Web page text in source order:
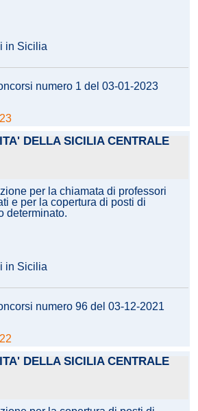
in Sicilia
numero 1 del 03-01-2023
DELLA SICILIA CENTRALE
per la chiamata di professori
e per la copertura di posti di
determinato.
in Sicilia
numero 96 del 03-12-2021
DELLA SICILIA CENTRALE